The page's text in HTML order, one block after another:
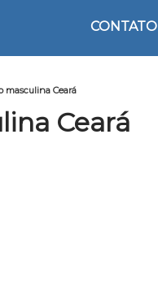
CONTATO
masculina Ceará
Ceará